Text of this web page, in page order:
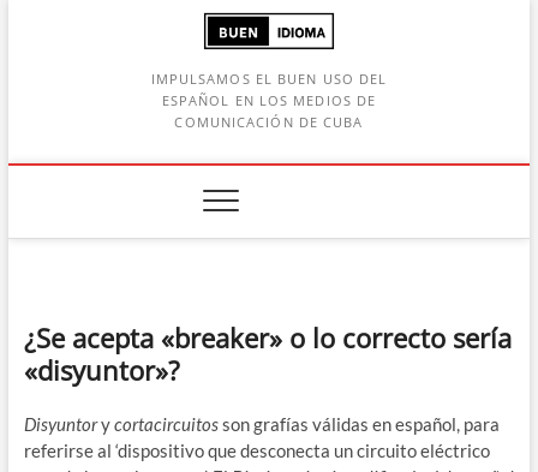
IMPULSAMOS EL BUEN USO DEL
ESPAÑOL EN LOS MEDIOS DE
COMUNICACIÓN DE CUBA
¿Se acepta «breaker» o lo correcto sería
«disyuntor»?
Disyuntorycortacircuitosson grafías válidas en español, para
referirse al ‘dispositivo que desconecta un circuito eléctrico